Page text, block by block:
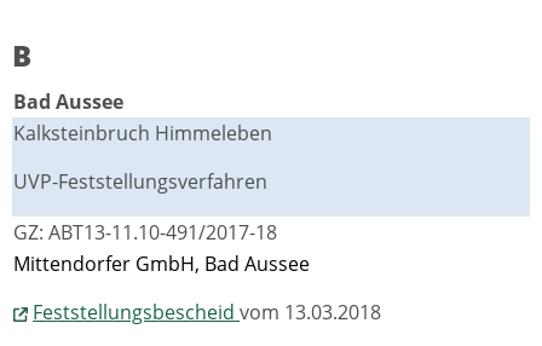
B
Bad Aussee
Kalksteinbruch Himmeleben
UVP-Feststellungsverfahren
GZ: ABT13-11.10-491/2017-18
Mittendorfer GmbH, Bad Aussee
Feststellungsbescheid vom 13.03.2018